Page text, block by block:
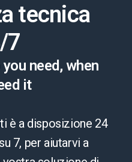
tecnica
7
need, when
it
è a disposizione 24
7, per aiutarvi a